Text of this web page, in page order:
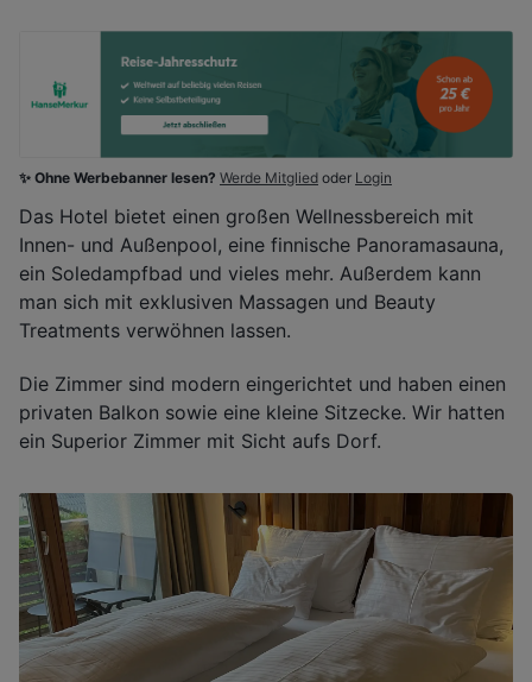
✨ Ohne Werbebanner lesen? Werde Mitglied oder Login
Das Hotel bietet einen großen Wellnessbereich mit
Innen- und Außenpool, eine finnische Panoramasauna,
ein Soledampfbad und vieles mehr. Außerdem kann
man sich mit exklusiven Massagen und Beauty
Treatments verwöhnen lassen.
Die Zimmer sind modern eingerichtet und haben einen
privaten Balkon sowie eine kleine Sitzecke. Wir hatten
ein Superior Zimmer mit Sicht aufs Dorf.